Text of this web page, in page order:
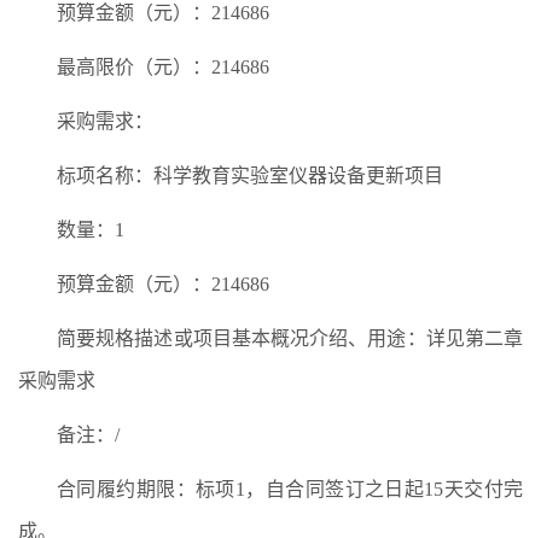
预算金额（元）：214686
最高限价（元）：214686
采购需求：
标项名称：科学教育实验室仪器设备更新项目
数量：1
预算金额（元）：214686
简要规格描述或项目基本概况介绍、用途：详见第二章
采购需求
备注：/
合同履约期限：标项1，自合同签订之日起15天交付完
成。